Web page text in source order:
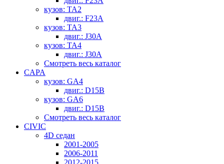
кузов: TA2
двиг.: F23A
кузов: TA3
двиг.: J30A
кузов: TA4
двиг.: J30A
Смотреть весь каталог
CAPA
кузов: GA4
двиг.: D15B
кузов: GA6
двиг.: D15B
Смотреть весь каталог
CIVIC
4D седан
2001-2005
2006-2011
2012-2015